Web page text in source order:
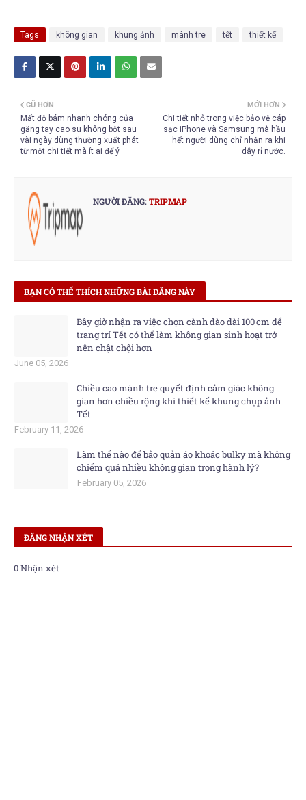
Tags không gian khung ảnh mành tre tết thiết kế
MỚI HƠN
Chi tiết nhỏ trong việc bảo vệ cáp
sạc iPhone và Samsung mà hầu
hết người dùng chỉ nhận ra khi
dây rỉ nước.
CŨ HƠN
Mất độ bám nhanh chóng của
găng tay cao su không bột sau
vài ngày dùng thường xuất phát
từ một chi tiết mà ít ai để ý
NGƯỜI ĐĂNG:TRIPMAP
BẠN CÓ THỂ THÍCH NHỮNG BÀI ĐĂNG NÀY
Bây giờ nhận ra việc chọn cành đào dài 100 cm để
trang trí Tết có thể làm không gian sinh hoạt trở
nên chật chội hơn
June 05, 2026
Chiều cao mành tre quyết định cảm giác không
gian hơn chiều rộng khi thiết kế khung chụp ảnh
Tết
February 11, 2026
Làm thế nào để bảo quản áo khoác bulky mà không
chiếm quá nhiều không gian trong hành lý?
February 05, 2026
ĐĂNG NHẬN XÉT
0 Nhận xét